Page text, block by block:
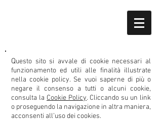
Questo sito si avvale di cookie necessari al
funzionamento ed utili alle finalità illustrate
nella cookie policy. Se vuoi saperne di più o
negare il consenso a tutti o alcuni cookie,
consulta la Cookie Policy. Cliccando su un link
o proseguendo la navigazione in altra maniera,
acconsenti all’uso dei cookies.